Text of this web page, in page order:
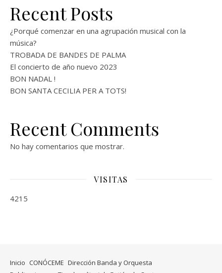
Recent Posts
¿Porqué comenzar en una agrupación musical con la
música?
TROBADA DE BANDES DE PALMA
El concierto de año nuevo 2023
BON NADAL !
BON SANTA CECILIA PER A TOTS!
Recent Comments
No hay comentarios que mostrar.
VISITAS
4215
Inicio CONÓCEME Dirección Banda y Orquesta